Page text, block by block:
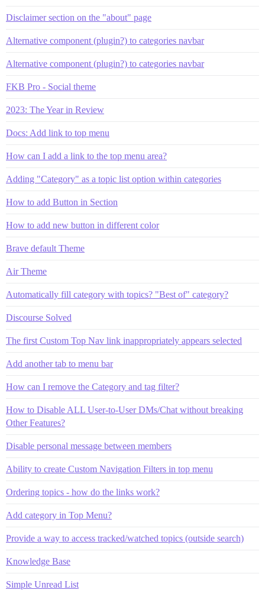
Disclaimer section on the "about" page
Alternative component (plugin?) to categories navbar
Alternative component (plugin?) to categories navbar
FKB Pro - Social theme
2023: The Year in Review
Docs: Add link to top menu
How can I add a link to the top menu area?
Adding "Category" as a topic list option within categories
How to add Button in Section
How to add new button in different color
Brave default Theme
Air Theme
Automatically fill category with topics? "Best of" category?
Discourse Solved
The first Custom Top Nav link inappropriately appears selected
Add another tab to menu bar
How can I remove the Category and tag filter?
How to Disable ALL User-to-User DMs/Chat without breaking
Other Features?
Disable personal message between members
Ability to create Custom Navigation Filters in top menu
Ordering topics - how do the links work?
Add category in Top Menu?
Provide a way to access tracked/watched topics (outside search)
Knowledge Base
Simple Unread List